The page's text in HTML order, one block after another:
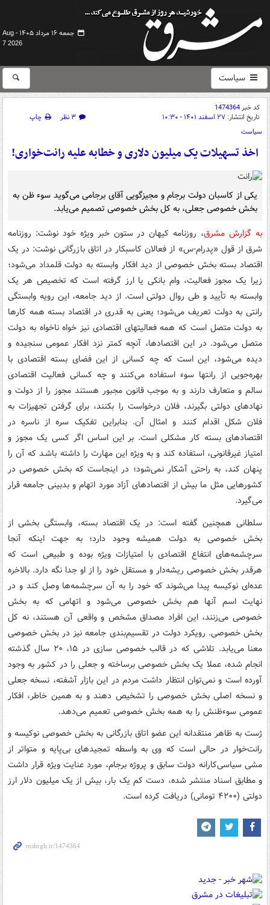
جمعه ۱۶ مرداد ۱۴۰۵ -
Aug
7 2026
سیاست
کد خبر1474364
تاریخ انتشار: ۲۷ اسفند ۱۴۰۱ - ۱۰:۳۰ ۳ نظر
چاپ
سیاست
اخذ تسهیلات یک میلیون دلاری و خطابه علیه رانت‌خواری!
یکی از کاسبان دولت برجام و مجیزگویی آقای برجامی می‌گوید سوء ظن به
بخش خصوصی جعلی، به کل بخش خصوصی تصمیم می‌یابد.
به گزارش مشرق، روزنامه کیهان در ستون خبر ویژه خود نوشت: روزنامه
شرق از قول «پدرام-س» از فعالان کاسبکار در اتاق بازرگانی نوشت: در یک
اقتصاد بسته بخش خصوصی از دید افکار وابسته به دولت قلمداد می‌شود؛
زیرا یک مجوز فعالیت، وام بانکی یا ارز گرفته است که تخصیص هر یک
وابسته به تأیید و طی روال دولتی است. از دید جامعه، این رویه وابستگی
رانتی به دولت تعریف می‌شود؛ یعنی به قدری در اقتصاد بسته همه کارها
به دولت متصل است که همه فعالیتهای اقتصادی نیز خواه ناخواه به دولت
متصل می‌شود. در این اقتصادها، آنچه کمتر نزد افکار عمومی سنجیده و
دیده می‌شود، این است که چه کسانی از این فضای بسته اقتصادی با
بهره‌جویی از رانتها سوء استفاده می‌کنند و چه کسانی فعالیت اقتصادی
سالم و متعارف دارند و به موجب قانون مجبور هستند مجوز را از دولت و
نهادهای دولتی بگیرند، فلان درخواست را بکنند، برای گرفتن تجهیزات به
فلان شکل اقدام کنند و امثال آن. بنابراین تفکیک سره از ناسره در
اقتصادهای بسته کار مشکلی است. بر این اساس اگر کسی یک مجوز و
امتیاز غیرقانونی، استفاده کند و به ویژه این مهارت را داشته باشـد که آن را
پنهان کند، به راحتی آشکار نمی‌شود؛ در اینجاست که بخش خصوصی در
کشورهایی مثل ما بیش از اقتصادهای آزاد مورد اتهام و بدبینی جامعه قرار
می‌گیرد.
سلطانی همچنین گفته است: در یک اقتصاد بسته، وابستگی بخشی از
بخش خصوصی به دولت همیشه وجود دارد؛ به جهت اینکه آنجا
سرچشمه‌های انتفاع اقتصادی با امتیازات ویژه بوده و طبیعی است که
هرقدر بخش خصوصی ریشه‌دار و مستقل خود را از او جدا نگه دارد. بالاخره
عده‌ای نوکیسه پیدا می‌شوند که خود را به آن سرچشمه‌ها وصل کند و در
نهایت اسم آنها هم بخش خصوصی می‌شود و اتهامی که به بخش
خصوصی می‌زنند، این افراد مصداق مشخص و واقعی آن هستند، نه کل
بخش خصوصی. رویکرد دولت در تقسیم‌بندی جامعه نیز در بخش خصوصی
معنا می‌یابد. تلاشی که در قالب خصوصی سازی در ۱۵، ۲۰ سال گذشته
انجام شده، عملا یک بخش خصوصی برساخته و جعلی را در کشور به وجود
آورده است و نمی‌توان انتظار داشت مردم در این بازار آشفته، نسخه جعلی
و نسخه اصلی بخش خصوصی را تشخیص دهند و به همین خاطر، افکار
عمومی سوءظنش را به همه بخش خصوصی تعمیم می‌دهد.
ژست به ظاهر منتقدانه این عضو اتاق بازرگانی به بخش خصوصی نوکیسه و
رانت‌خوار در حالی است که وی به واسطه تمجیدهای بی‌پایه و متواتر از
مشی سیاسی‌کارانه دولت سابق و پروژه برجام، مورد عنایت ویژه قرار داشت
و مطابق اسناد منتشر شده، دست کم یک بار، بیش از یک میلیون دلار ارز
دولتی (۴۲۰۰ تومانی) دریافت کرده است.